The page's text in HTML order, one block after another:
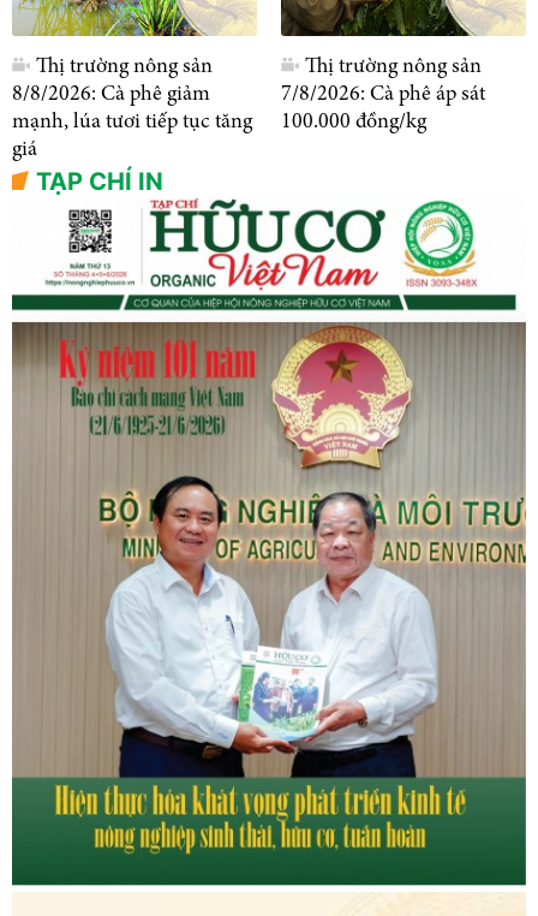
Thị trường nông sản
8/8/2026: Cà phê giảm
mạnh, lúa tươi tiếp tục tăng
giá
Thị trường nông sản
7/8/2026: Cà phê áp sát
100.000 đồng/kg
TẠP CHÍ IN